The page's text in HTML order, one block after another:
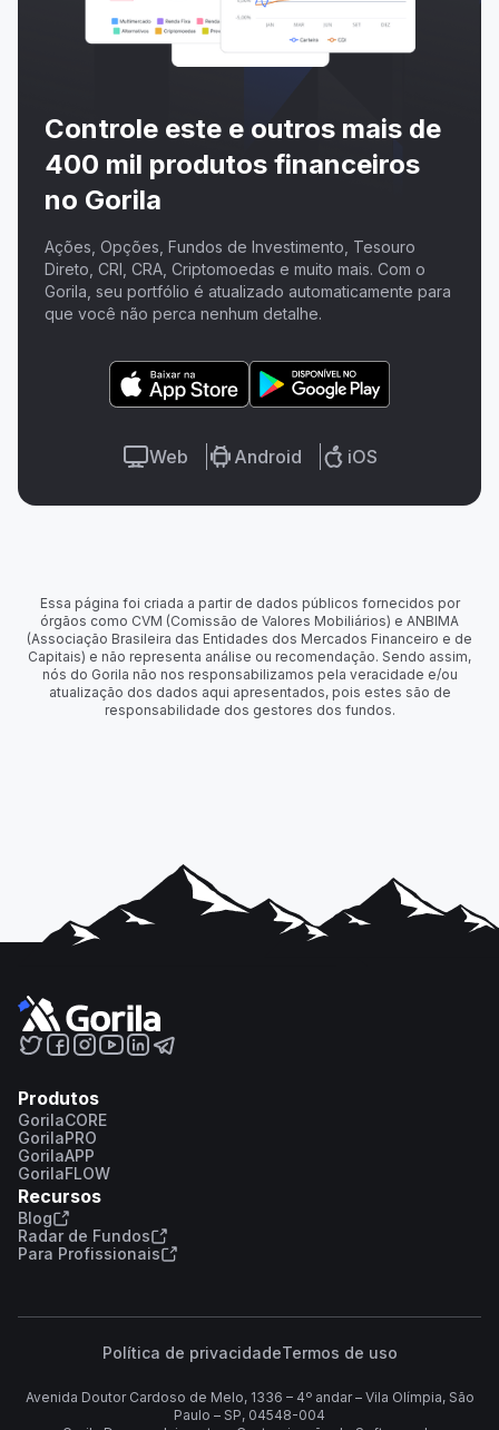
Controle este e outros mais de
400 mil produtos financeiros
no Gorila
Ações, Opções, Fundos de Investimento, Tesouro
Direto, CRI, CRA, Criptomoedas e muito mais. Com o
Gorila, seu portfólio é atualizado automaticamente para
que você não perca nenhum detalhe.
Web Android iOS
Essa página foi criada a partir de dados públicos fornecidos por
órgãos como CVM (Comissão de Valores Mobiliários) e ANBIMA
(Associação Brasileira das Entidades dos Mercados Financeiro e de
Capitais) e não representa análise ou recomendação. Sendo assim,
nós do Gorila não nos responsabilizamos pela veracidade e/ou
atualização dos dados aqui apresentados, pois estes são de
responsabilidade dos gestores dos fundos.
Produtos
GorilaCORE
GorilaPRO
GorilaAPP
GorilaFLOW
Recursos
Blog
Radar de Fundos
Para Profissionais
Política de privacidadeTermos de uso
Avenida Doutor Cardoso de Melo, 1336 – 4º andar – Vila Olímpia, São
Paulo – SP, 04548-004